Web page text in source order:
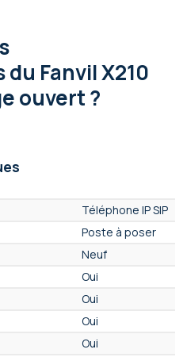
du Fanvil X210
ouvert ?
Téléphone IP SIP
Poste à poser
Neuf
Oui
Oui
Oui
Oui